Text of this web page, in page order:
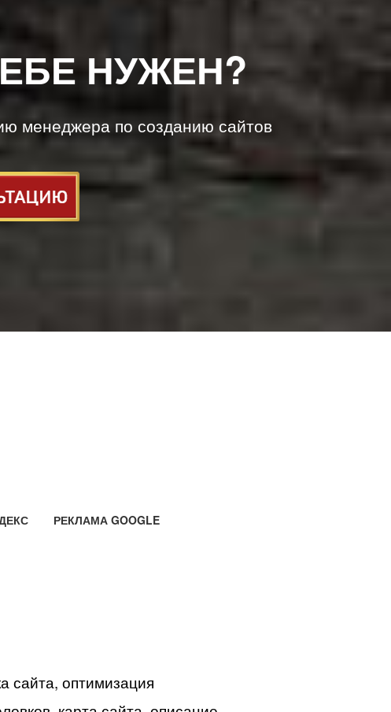
НУЖЕН?
менеджера по созданию сайтов
РЕКЛАМА GOOGLE
сайта, оптимизация